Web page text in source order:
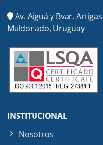
Av. Aiguá y Bvar. Artigas
Maldonado, Uruguay
INSTITUCIONAL
Nosotros